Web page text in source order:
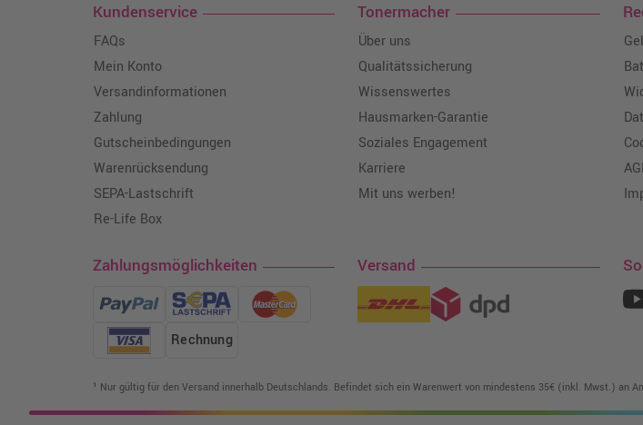
Kundenservice
FAQs
Mein Konto
Versandinformationen
Zahlung
Gutscheinbedingungen
Warenrücksendung
SEPA-Lastschrift
Re-Life Box
Tonermacher
Über uns
Qualitätssicherung
Wissenswertes
Hausmarken-Garantie
Soziales Engagement
Karriere
Mit uns werben!
Zahlungsmöglichkeiten
Rechnung
Versand
¹ Nur gültig für den Versand innerhalb Deutschlands. Befindet sich ein Warenwert von mindestens 35€ (inkl. Mwst.) an